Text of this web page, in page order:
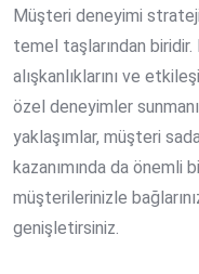
Müşteri deneyimi
temel taşlarından
alışkanlıklarını ve
özel deneyimler
yaklaşımlar, müşteri
kazanımında da
müşterilerinizle
genişletirsiniz.